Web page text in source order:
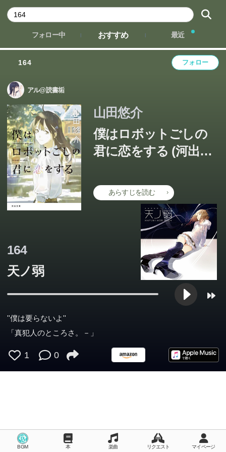
フォロー中 おすすめ 最近
164 フォロー
アル@読書垢
山田悠介
僕はロボットごしの
君に恋をする (河出文
あらすじを読む
ミリオンセラー作家、４年ぶりの長編小説。半世紀後の東
京、人型ロボットを使った極秘プロジェクトが進む中で、
操作官の健は想いを寄せる咲を守れるのか？ラストに驚愕
必至の感動大作！ ※特別試し読み版では、プロローグ、
プログラム1をお楽しみいただけます。
164
天ノ弱
''僕は要らないよ''
「真犯人のところさ。－」
1 0
BGM 本 楽曲 リクエスト マイページ